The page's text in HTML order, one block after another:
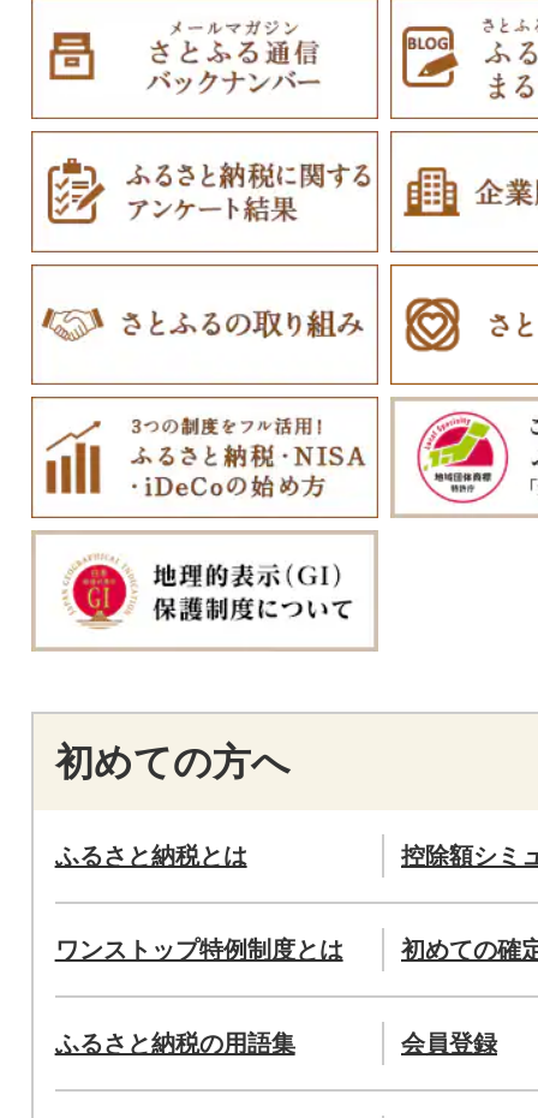
初めての方へ
ふるさと納税とは 控除額シミ
ワンストップ特例制度とは 初めての確
ふるさと納税の用語集 会員登録